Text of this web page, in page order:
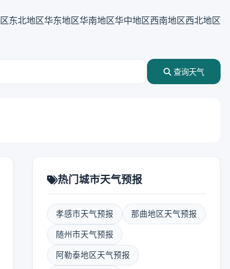
东北地区华东地区华南地区华中地区西南地区西北地区
查询天气
热门城市天气预报
孝感市天气预报 那曲地区天气预报
随州市天气预报
阿勒泰地区天气预报